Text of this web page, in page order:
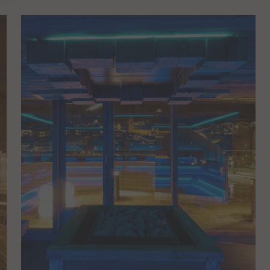
Dauer
Host
hotelarnika.at
Dauer
Host
Session hotelarnika.at
Dauer
2 Jahr(e)